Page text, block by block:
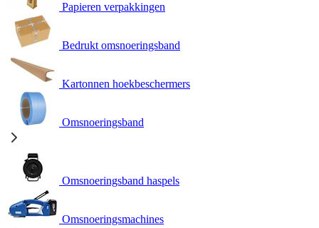
Papieren verpakkingen
Bedrukt omsnoeringsband
Kartonnen hoekbeschermers
Omsnoeringsband
Omsnoeringsband haspels
Omsnoeringsmachines